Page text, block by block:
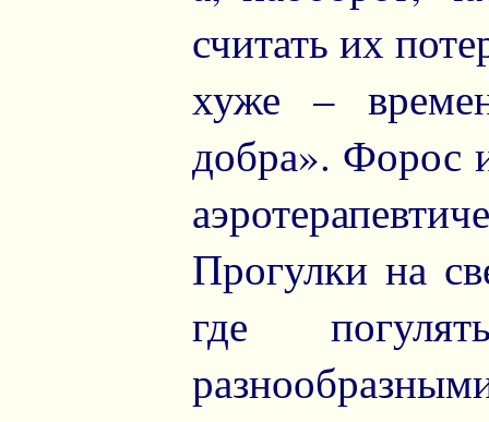
считать их
хуже –
добра». Форос
Прогулки на
где